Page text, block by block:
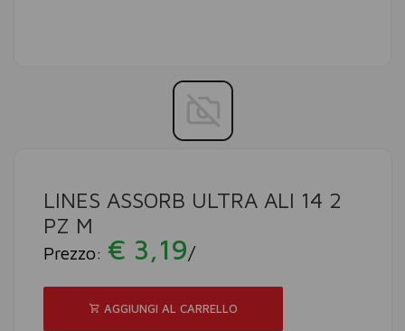
LINES ASSORB ULTRA ALI 14 2
PZ M
Prezzo: € 3,19/
AGGIUNGI AL CARRELLO